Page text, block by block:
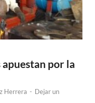
por la
Herrera - Dejar un